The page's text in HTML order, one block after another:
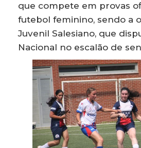
que compete em provas
futebol feminino, sendo a
Juvenil Salesiano, que
Nacional no escalão de